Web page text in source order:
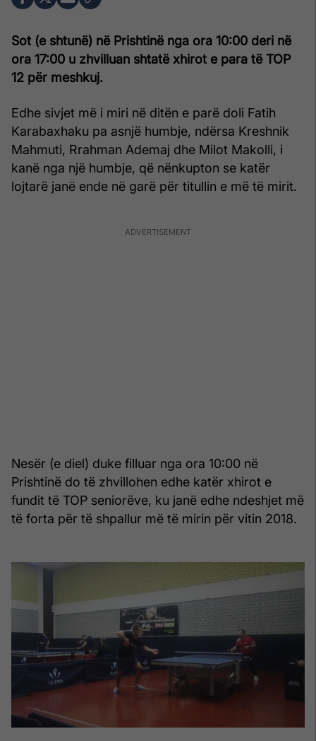
Sot (e shtunë) në Prishtinë nga ora 10:00 deri në
ora 17:00 u zhvilluan shtatë xhirot e para të TOP
12 për meshkuj.
Edhe sivjet më i miri në ditën e parë doli Fatih
Karabaxhaku pa asnjë humbje, ndërsa Kreshnik
Mahmuti, Rrahman Ademaj dhe Milot Makolli, i
kanë nga një humbje, që nënkupton se katër
lojtarë janë ende në garë për titullin e më të mirit.
Nesër (e diel) duke filluar nga ora 10:00 në
Prishtinë do të zhvillohen edhe katër xhirot e
fundit të TOP seniorëve, ku janë edhe ndeshjet më
të forta për të shpallur më të mirin për vitin 2018.